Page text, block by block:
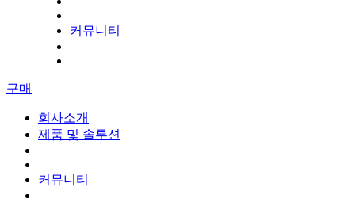
커뮤니티
구매
회사소개
제품 및 솔루션
커뮤니티